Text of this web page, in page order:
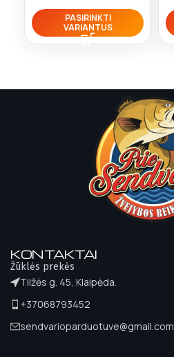
PASIRINKTI
VARIANTUS
KONTAKTAI
Žūklės prekės
Tilžės g. 45, Klaipėda.
+37068793452
sendvarioparduotuve@gmail.com